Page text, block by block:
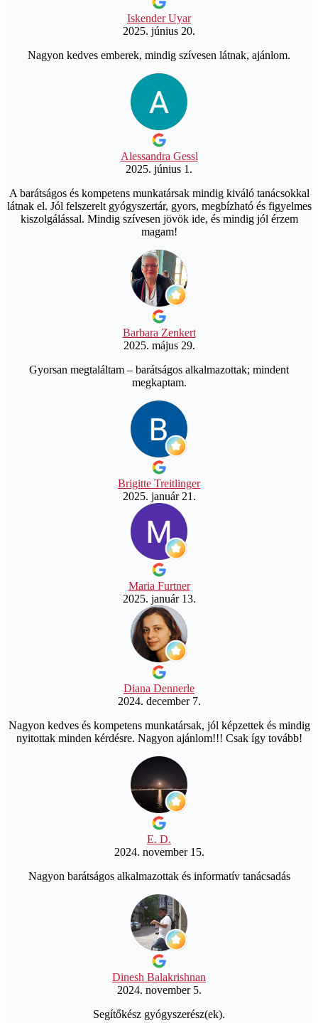
Iskender Uyar
2025. június 20.
Nagyon kedves emberek, mindig szívesen látnak, ajánlom.
Alessandra Gessl
2025. június 1.
A barátságos és kompetens munkatársak mindig kiváló tanácsokkal
látnak el. Jól felszerelt gyógyszertár, gyors, megbízható és figyelmes
kiszolgálással. Mindig szívesen jövök ide, és mindig jól érzem
magam!
Barbara Zenkert
2025. május 29.
Gyorsan megtaláltam – barátságos alkalmazottak; mindent
megkaptam.
Brigitte Treitlinger
2025. január 21.
Maria Furtner
2025. január 13.
Diana Dennerle
2024. december 7.
Nagyon kedves és kompetens munkatársak, jól képzettek és mindig
nyitottak minden kérdésre. Nagyon ajánlom!!! Csak így tovább!
E. D.
2024. november 15.
Nagyon barátságos alkalmazottak és informatív tanácsadás
Dinesh Balakrishnan
2024. november 5.
Segítőkész gyógyszerész(ek).